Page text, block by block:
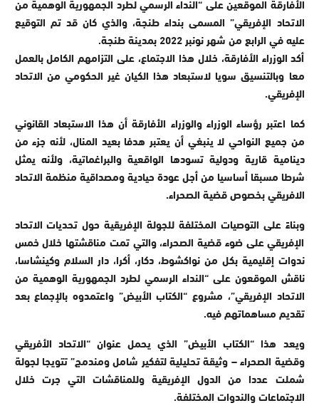
الاتحاد الإفريقي” المسمى بنداء طنجة، والذي كان قد تم التوقيع
عليه في الرابع من شهر نونبر 2022 بمدينة طنجة.
أكد الوزراء الأفارقة، خلال هذا الاجتماع، على التزامهم الكامل بالعمل
معا وبالتنسيق سويا لاستبعاد هذا الكيان غير الحكومي من الاتحاد
الإفريقي.
كما اعتبر رؤساء الوزراء والوزراء الأفارقة أن هذا الاستبعاد القانوني
من جميع النواحي لا ينبغي أن يعتبر هدفا بعيد المنال، لأنه جزء من
دينامية قارية ودولية تسودها الواقعية والبراغماتية، ولأنه يمثل
شرطا مسبقا أساسيا من أجل عودة حيادية ومصداقية منظمة الاتحاد
الافريقي بخصوص قضية الصحراء.
وبناءً على التوصيات المختلفة للجولة الإفريقية حول تحديات الاتحاد
الإفريقي على ضوء قضية الصحراء، والتي تمت مناقشتها خلال خمس
ندوات إقليمية بكل من نواكشوط، دكار، أكرا، دار السلام وكينشاسا،
ناقش الموقعون على “النداء الرسمي لطرد الجمهورية الوهمية من
الاتحاد الإفريقي”، مشروع “الكتاب الأبيض” واعتمدوه بالإجماع بعد
تقديم مساهماتهم فيه.
ويعد هذا “الكتاب الأبيض” الذي يحمل عنوان “الاتحاد الأفريقي
وقضية الصحراء – وثيقة تحليلية لتفكير شامل ومندمج” تتويجا لجولة
شملت عددا من الدول الإفريقية وللمناقشات التي جرت خلال
الاجتماعات والندوات المختلفة.